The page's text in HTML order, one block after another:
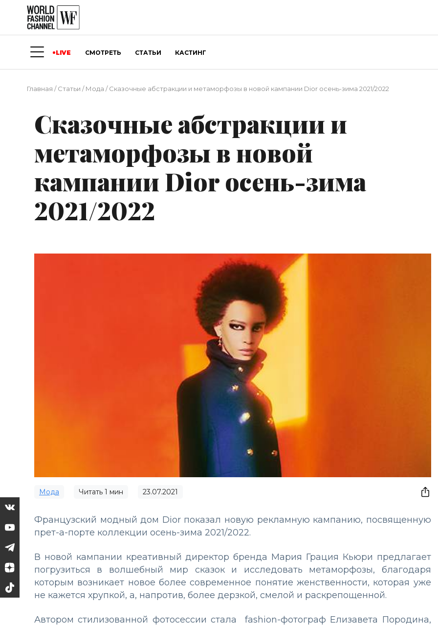
LIVE СМОТРЕТЬ СТАТЬИ КАСТИНГ
Главная /Статьи /Мода /Сказочные абстракции и метаморфозы в новой кампании Dior осень-зима 2021/2022
Сказочные абстракции и
метаморфозы в новой
кампании Dior осень-зима
2021/2022
Мода Читать 1 мин 23.07.2021
Французский модный дом Dior показал новую рекламную кампанию, посвященную
прет-а-порте коллекции осень-зима 2021/2022.
В новой кампании креативный директор бренда Мария Грация Кьюри предлагает
погрузиться в волшебный мир сказок и исследовать метаморфозы, благодаря
которым возникает новое более современное понятие женственности, которая уже
не кажется хрупкой, а, напротив, более дерзкой, смелой и раскрепощенной.
Автором стилизованной фотосессии стала fashion-фотограф Елизавета Породина,